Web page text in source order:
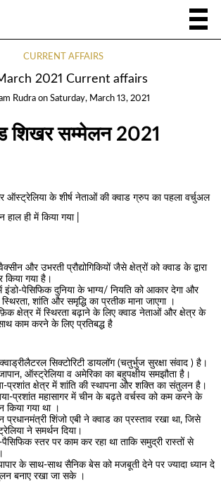
CURRENT AFFAIRS
2021 Current affairs
Rudra on Saturday, March 13, 2021
शिखर सम्मेलन 2021
ऑस्ट्रेलिया के शीर्ष नेताओं की क्वाड ग्रुप का पहला वर्चुअल
ही में किया गया |
और उभरती प्रौद्योगिकियों जैसे क्षेत्रों को क्वाड के द्वारा
गया है।
इंडो-पेसिफिक दुनिया के भाग्य/ नियति को आकार देगा और
शांति और समृद्धि का प्रतीक माना जाएगा ।
क्षेत्र में स्थिरता बढ़ाने के लिए क्वाड नेताओं और क्षेत्र के
काम करने के लिए प्रतिबद्ध है
सिक्टोरिटी डायलॉग (चतुर्भुज सुरक्षा संवाद ) है।
ऑस्ट्रेलिया व अमेरिका का बहुपक्षीय समझौता है।
प्रशांत क्षेत्र में शांति की स्थापना और शक्ति का संतुलन है।
प्रशांत महासागर में चीन के बढ़ते वर्चस्व को कम करने के
किया गया था ।
प्रधानमंत्री शिंजो एबी ने क्वाड का प्रस्ताव रखा था, जिसे
ने समर्थन दिया।
पैसिफिक स्तर पर काम कर रहा था ताकि समुद्री रास्तों से
के साथ-साथ सैनिक बेस को मजबूती देने पर ज्यादा ध्यान दे
बनाए रखा जा सके ।